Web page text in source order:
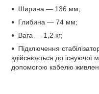
Ширина — 136 мм;
Глибина — 74 мм;
Вага — 1,2 кг;
Підключення
здійснюється до існуючої
допомогою кабелю